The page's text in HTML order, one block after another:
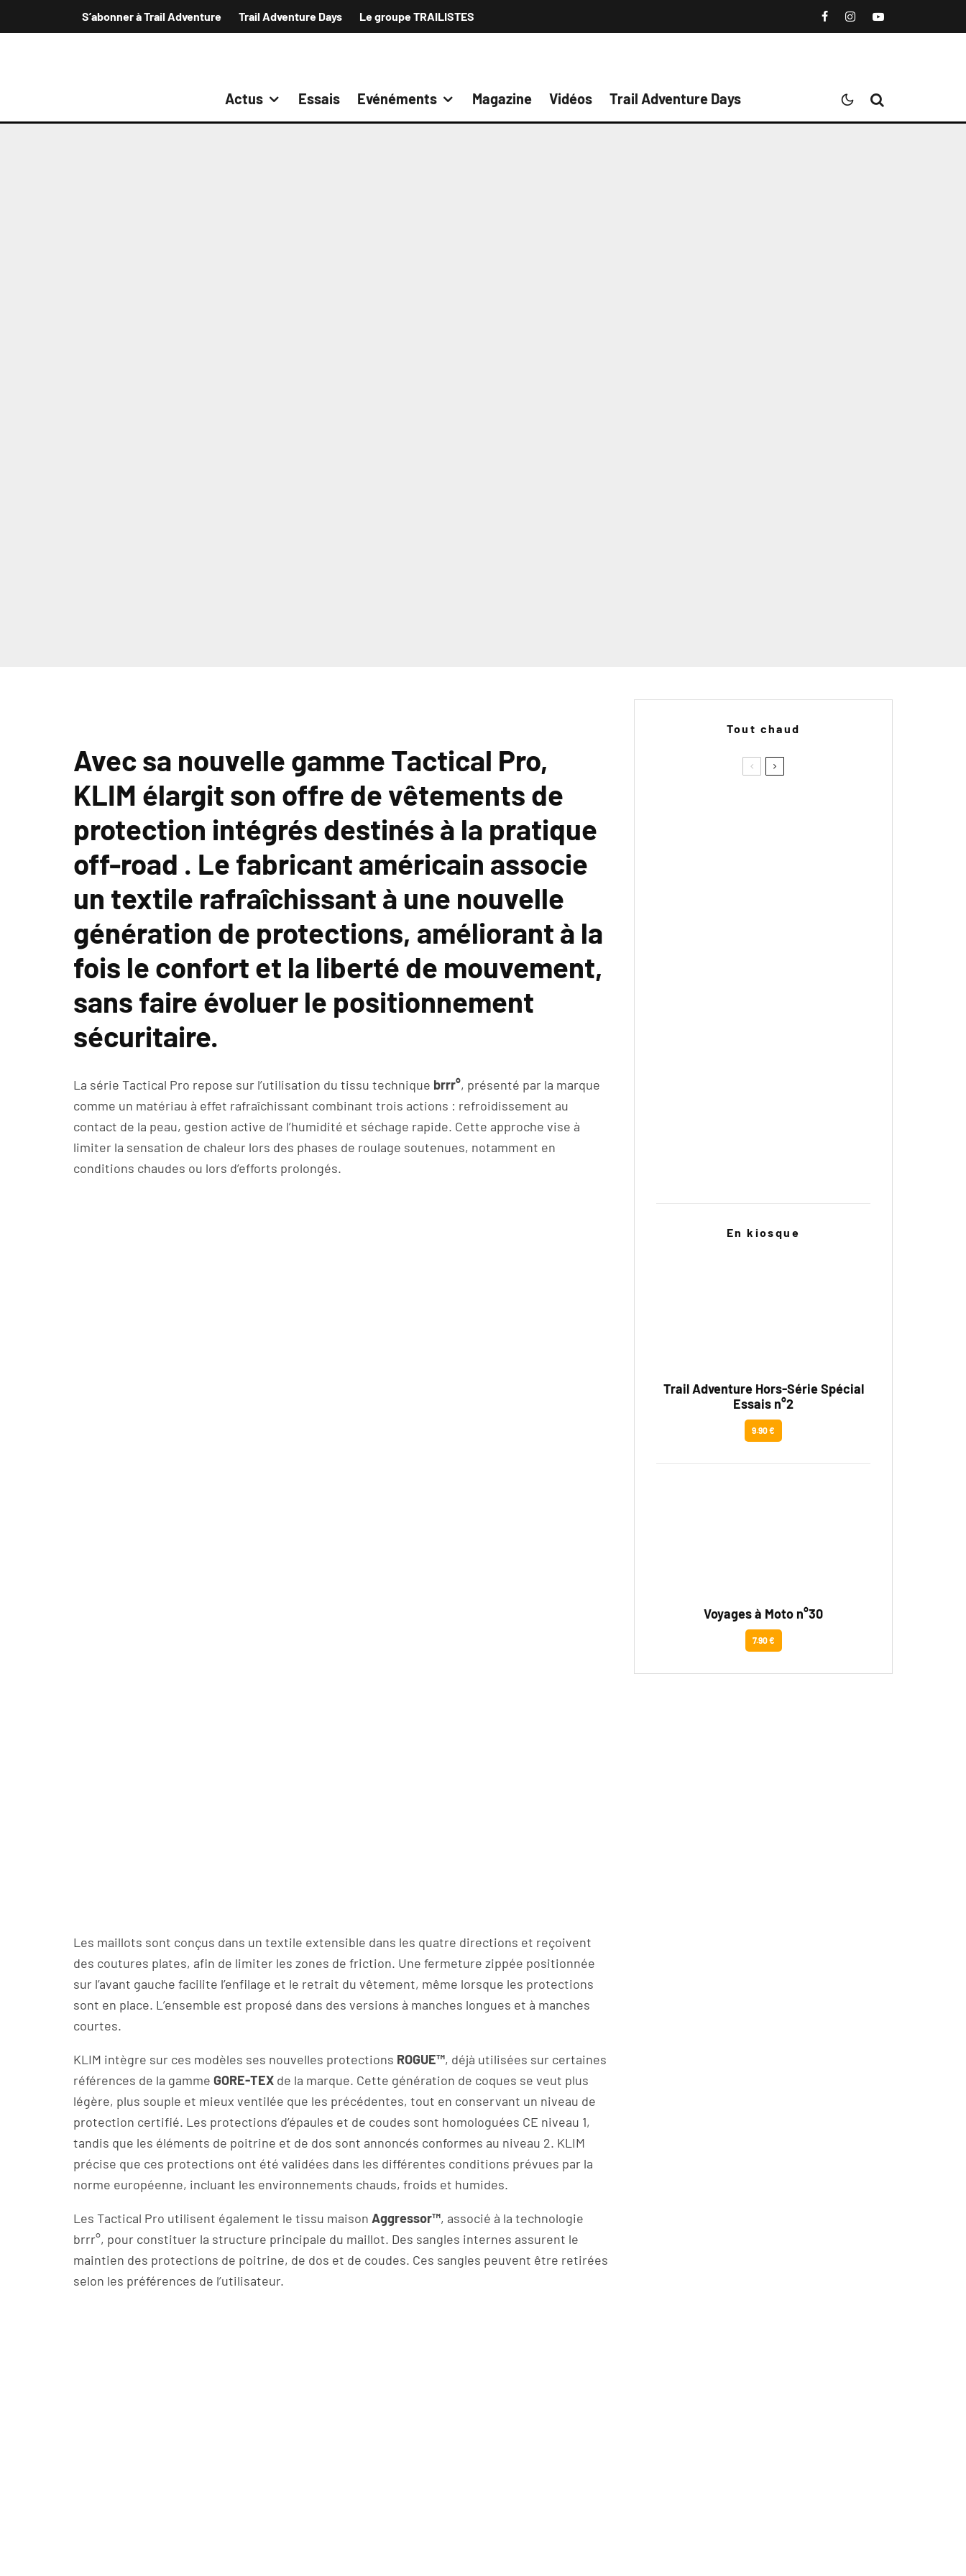
S’abonner à Trail Adventure Trail Adventure Days Le groupe TRAILISTES
Actus Essais Evénéments Magazine Vidéos Trail Adventure Days
Avec sa nouvelle gamme Tactical Pro,
KLIM élargit son offre de vêtements de
protection intégrés destinés à la pratique
off-road . Le fabricant américain associe
un textile rafraîchissant à une nouvelle
génération de protections, améliorant à la
fois le confort et la liberté de mouvement,
sans faire évoluer le positionnement
sécuritaire.
La série Tactical Pro repose sur l’utilisation du tissu technique brrr°, présenté par la marque
comme un matériau à effet rafraîchissant combinant trois actions : refroidissement au
contact de la peau, gestion active de l’humidité et séchage rapide. Cette approche vise à
limiter la sensation de chaleur lors des phases de roulage soutenues, notamment en
conditions chaudes ou lors d’efforts prolongés.
Les maillots sont conçus dans un textile extensible dans les quatre directions et reçoivent
des coutures plates, afin de limiter les zones de friction. Une fermeture zippée positionnée
sur l’avant gauche facilite l’enfilage et le retrait du vêtement, même lorsque les protections
sont en place. L’ensemble est proposé dans des versions à manches longues et à manches
courtes.
KLIM intègre sur ces modèles ses nouvelles protections ROGUE™, déjà utilisées sur certaines
références de la gamme GORE-TEX de la marque. Cette génération de coques se veut plus
légère, plus souple et mieux ventilée que les précédentes, tout en conservant un niveau de
protection certifié. Les protections d’épaules et de coudes sont homologuées CE niveau 1,
tandis que les éléments de poitrine et de dos sont annoncés conformes au niveau 2. KLIM
précise que ces protections ont été validées dans les différentes conditions prévues par la
norme européenne, incluant les environnements chauds, froids et humides.
Les Tactical Pro utilisent également le tissu maison Aggressor™, associé à la technologie
brrr°, pour constituer la structure principale du maillot. Des sangles internes assurent le
maintien des protections de poitrine, de dos et de coudes. Ces sangles peuvent être retirées
selon les préférences de l’utilisateur.
Tout chaud
En kiosque
Trail Adventure Hors-Série Spécial
Essais n°2
9.90 €
Voyages à Moto n°30
7.90 €